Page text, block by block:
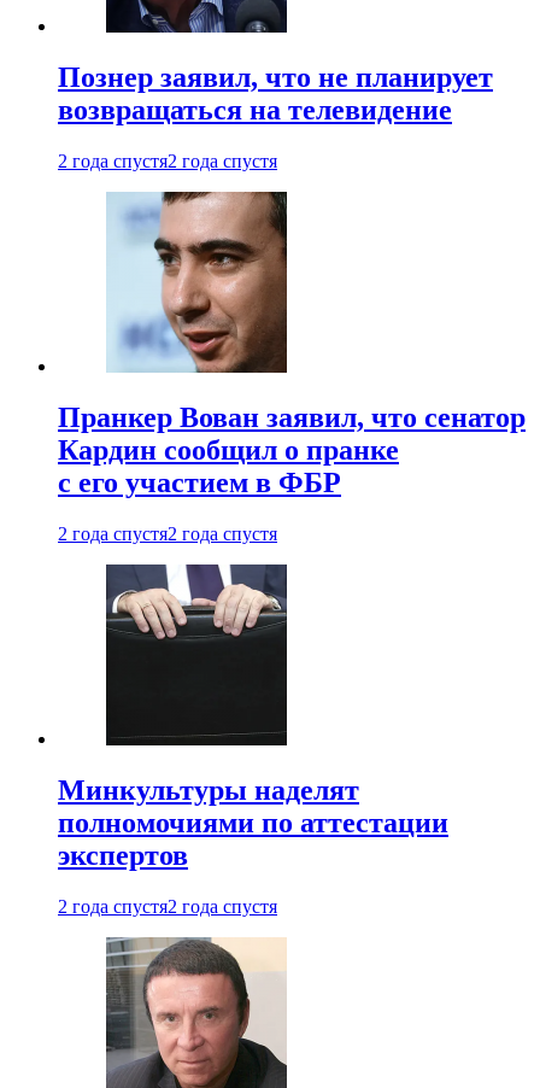
Познер заявил, что не планирует
возвращаться на телевидение
2 года спустя2 года спустя
Пранкер Вован заявил, что сенатор
Кардин сообщил о пранке
с его участием в ФБР
2 года спустя2 года спустя
Минкультуры наделят
полномочиями по аттестации
экспертов
2 года спустя2 года спустя